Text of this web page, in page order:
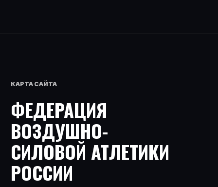
КАРТА САЙТА
ФЕДЕРАЦИЯ
ВОЗДУШНО-
СИЛОВОЙ АТЛЕТИКИ
РОССИИ